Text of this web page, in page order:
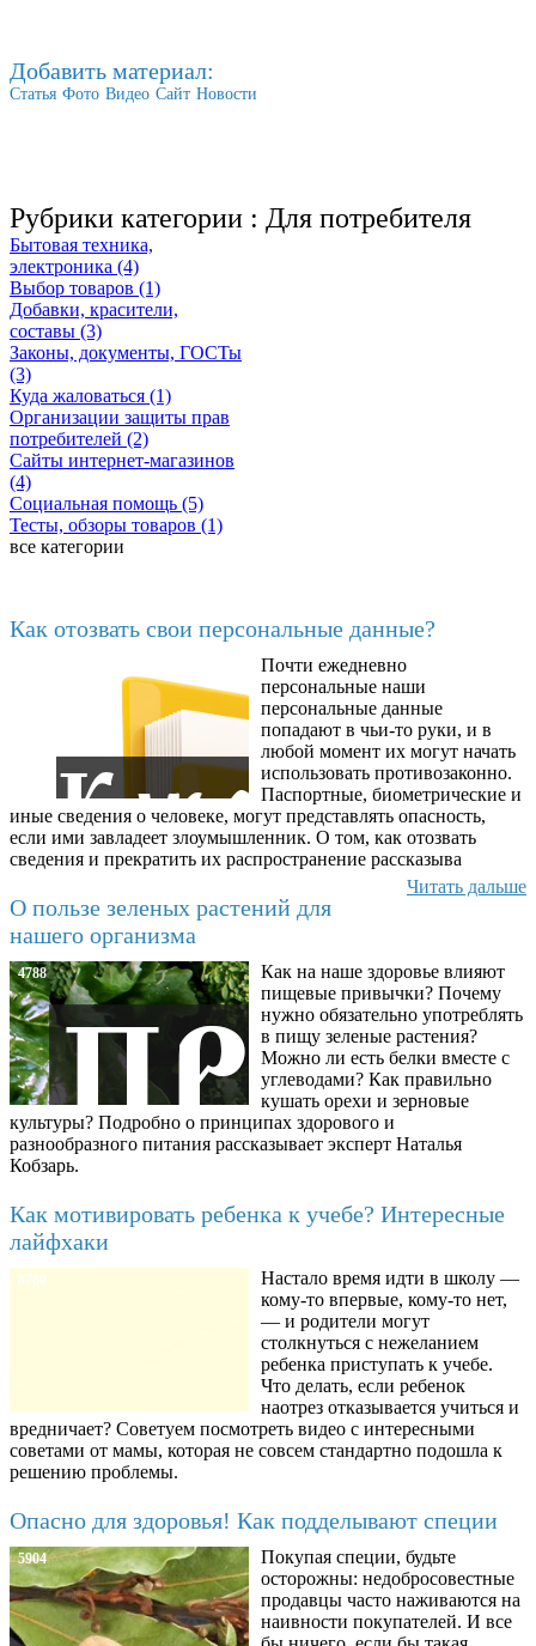
Добавить материал:
Статья Фото Видео Сайт Новости
Рубрики категории : Для потребителя
Бытовая техника,
электроника (4)
Выбор товаров (1)
Добавки, красители,
составы (3)
Законы, документы, ГОСТы
(3)
Куда жаловаться (1)
Организации защиты прав
потребителей (2)
Сайты интернет-магазинов
(4)
Социальная помощь (5)
Тесты, обзоры товаров (1)
все категории
Как отозвать свои персональные данные?
Почти ежедневно
персональные наши
персональные данные
попадают в чьи-то руки, и в
любой момент их могут начать
использовать противозаконно.
Паспортные, биометрические и
иные сведения о человеке, могут представлять опасность,
если ими завладеет злоумышленник. О том, как отозвать
сведения и прекратить их распространение рассказыва
Читать дальше
О пользе зеленых растений для
нашего организма
4788
Как на наше здоровье влияют
пищевые привычки? Почему
нужно обязательно употреблять
в пищу зеленые растения?
Можно ли есть белки вместе с
углеводами? Как правильно
кушать орехи и зерновые
культуры? Подробно о принципах здорового и
разнообразного питания рассказывает эксперт Наталья
Кобзарь.
Как мотивировать ребенка к учебе? Интересные
лайфхаки
8780
Настало время идти в школу —
кому-то впервые, кому-то нет,
— и родители могут
столкнуться с нежеланием
ребенка приступать к учебе.
Что делать, если ребенок
наотрез отказывается учиться и
вредничает? Советуем посмотреть видео с интересными
советами от мамы, которая не совсем стандартно подошла к
решению проблемы.
Опасно для здоровья! Как подделывают специи
5904
Покупая специи, будьте
осторожны: недобросовестные
продавцы часто наживаются на
наивности покупателей. И все